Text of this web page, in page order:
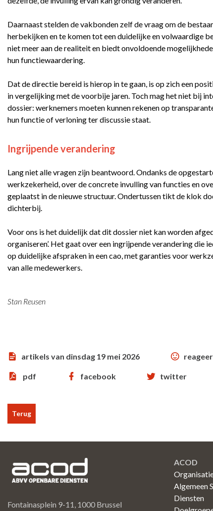
Daarnaast stelden de vakbonden zelf de vraag om de
herbekijken en te komen tot een duidelijke en volwaardige
niet meer aan de realiteit en biedt onvoldoende
hun functiewaardering.
Dat de directie bereid is hierop in te gaan, is op zich een
in vergelijking met de voorbije jaren. Toch mag het niet bij
dossier: werknemers moeten kunnen rekenen op
hun functie of verloning ter discussie staat.
Ingrijpende verandering
Lang niet alle vragen zijn beantwoord. Ondanks de
werkzekerheid, over de concrete invulling van functies en
geplaatst in de nieuwe structuur. Ondertussen tikt de klok
dichterbij.
Voor ons is het duidelijk dat dit dossier niet kan worden
organiseren’. Het gaat over een ingrijpende verandering die
op duidelijke afspraken in een cao, met garanties voor
van alle medewerkers.
Stan Reusen
artikels van dinsdag 19 mei 2026 reageer
pdf facebook twitter
Terug
Fontainasplein 9-11, 1000 Brussel
ACOD
Algemeen
Diensten